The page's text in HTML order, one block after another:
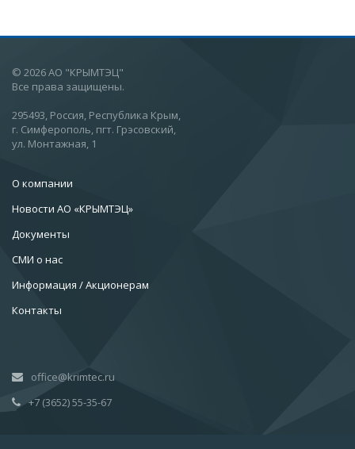
© 2026 АО "КРЫМТЭЦ"
Все права защищены.
295493, Россия, Республика Крым,
г. Симферополь, пгт. Грэсовский,
ул. Монтажная, 1
О компании
Новости АО «КРЫМТЭЦ»
Документы
СМИ о нас
Информация / Акционерам
Контакты
office@krimtec.ru
+7 (3652) 55-35-67